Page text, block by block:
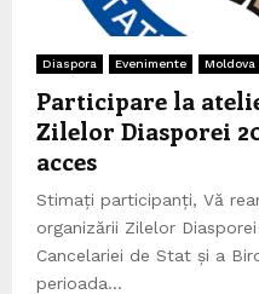
Diaspora Evenimente Moldova
Participare la
Zilelor Diasporei
acces
Stimați participanți, Vă
organizării Zilelor
Cancelariei de Stat și a
perioada...